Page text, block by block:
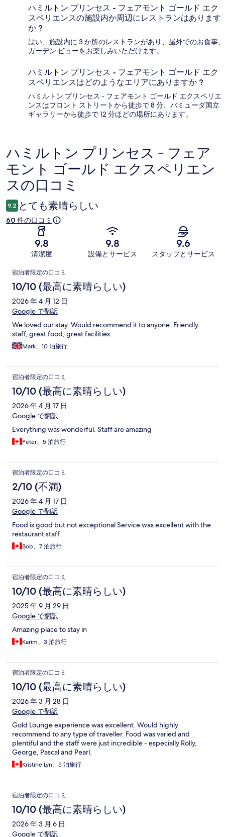
ハミルトン プリンセス - フェアモント ゴールド エク
スペリエンスの施設内か周辺にレストランはあります
か ?
はい、施設内に 3 か所のレストランがあり、屋外でのお食事、
ガーデン ビューをお楽しみいただけます。
ハミルトン プリンセス - フェアモント ゴールド エク
スペリエンスはどのようなエリアにありますか ?
ハミルトン プリンセス - フェアモント ゴールド エクスペリエ
ンスはフロント ストリートから徒歩で 8 分、バミューダ国立
ギャラリーから徒歩で 12 分ほどの場所にあります。
口
コ
ミ
ハミルトン プリンセス - フェア
モント ゴールド エクスペリエン
スの口コミ
9.2 とても素晴らしい
60 件の口コミ
9.8
清潔度
9.8
設備とサービス
9.6
スタッフとサービス
口
コ
ミ
宿泊者限定の口コミ
10/10 (最高に素晴らしい)
2026 年 4 月 12 日
Google で翻訳
We loved our stay. Would recommend it to anyone. Friendly
staff, great food, great facilities.
Mark、10 泊旅行
宿泊者限定の口コミ
10/10 (最高に素晴らしい)
2026 年 4 月 17 日
Google で翻訳
Everything was wonderful. Staff are amazing
Peter、5 泊旅行
宿泊者限定の口コミ
2/10 (不満)
2026 年 4 月 17 日
Google で翻訳
Food is good but not exceptional Service was excellent with the
restaurant staff
Bob、7 泊旅行
宿泊者限定の口コミ
10/10 (最高に素晴らしい)
2025 年 9 月 29 日
Google で翻訳
Amazing place to stay in
Karim、3 泊旅行
宿泊者限定の口コミ
10/10 (最高に素晴らしい)
2026 年 3 月 28 日
Google で翻訳
Gold Lounge experience was excellent. Would highly
recommend to any type of traveller. Food was varied and
plentiful and the staff were just incredible - especially Rolly,
George, Pascal and Pearl.
Kristine Lyn、5 泊旅行
宿泊者限定の口コミ
10/10 (最高に素晴らしい)
2026 年 3 月 6 日
Google で翻訳